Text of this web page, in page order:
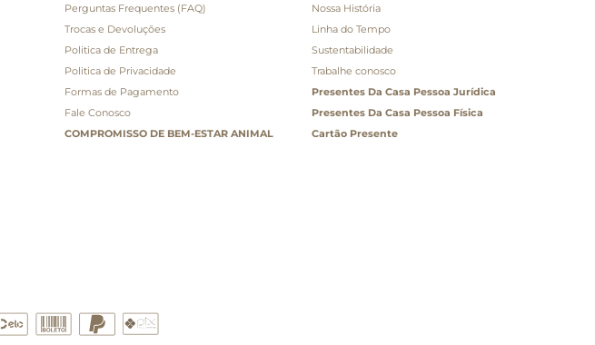
Perguntas Frequentes (FAQ)
Trocas e Devoluções
Politica de Entrega
Politica de Privacidade
Formas de Pagamento
Fale Conosco
COMPROMISSO DE BEM-ESTAR ANIMAL
Nossa História
Linha do Tempo
Sustentabilidade
Trabalhe conosco
Presentes Da Casa Pessoa Jurídica
Presentes Da Casa Pessoa Física
Cartão Presente